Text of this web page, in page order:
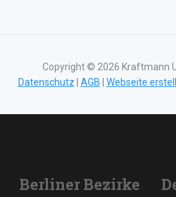
Copyright © 2026 Kraftmann
Datenschutz
AGB Webseite
Berliner Bezirke